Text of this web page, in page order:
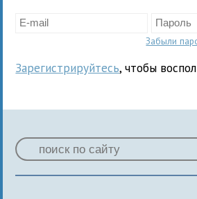
Забыли
Зарегистрируйтесь, чтобы